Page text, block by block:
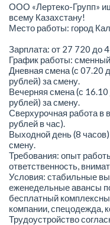
ООО «Лертеко-Групп»
всему Казахстану!
Место работы: город
Зарплата: от 27 720 до
График работы:
Дневная смена (с 07.20
рублей) за смену.
Вечерняя смена (с
рублей) за смену.
Сверхурочная работа в
рублей в час).
Выходной день (8
смену.
Требования: опыт
ответственность,
Условия: стабильные
еженедельные авансы
бесплатный
компании, спецодежда,
Трудоустройство